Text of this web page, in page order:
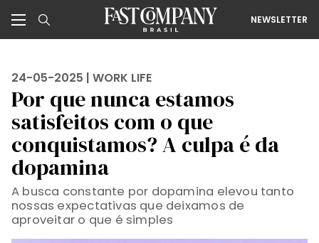
NEWSLETTER
24-05-2025 | WORK LIFE
Por que nunca estamos
satisfeitos com o que
conquistamos? A culpa é da
dopamina
A busca constante por dopamina elevou tanto
nossas expectativas que deixamos de
aproveitar o que é simples